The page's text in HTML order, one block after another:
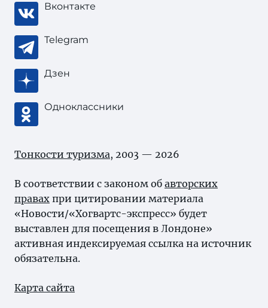
Вконтакте
Telegram
Дзен
Одноклассники
Тонкости туризма, 2003 — 2026
В соответствии с законом об авторских
правах при цитировании материала
«Новости/«Хогвартс-экспресс» будет
выставлен для посещения в Лондоне»
активная индексируемая ссылка на источник
обязательна.
Карта сайта